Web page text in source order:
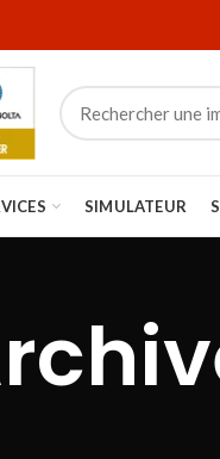
SIMULATEUR